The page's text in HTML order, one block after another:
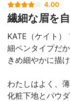
4.00
繊細な眉を
KATE（ケイト）
細ペンタイプだ
きめ細やかに描け
わたしはよく、
化粧下地とパウ